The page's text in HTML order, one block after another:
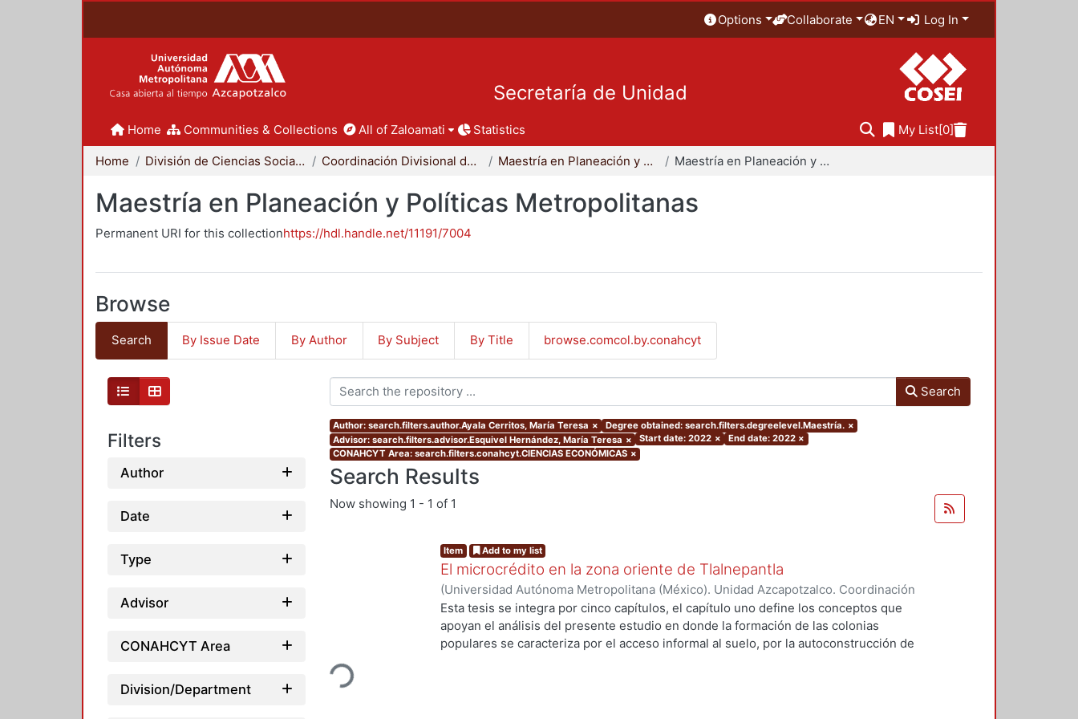
Options Collaborate EN Log In
Secretaría de Unidad
Home Communities & Collections All of Zaloamati Statistics My List[0]
Home División de Ciencias Sociales y Humanidades Coordinación Divisional de Posgrado Maestría en Planeación y Políticas Metropolitanas Maestría en Planeación y Políticas Metropolitanas
Maestría en Planeación y Políticas Metropolitanas
Permanent URI for this collectionhttps://hdl.handle.net/11191/7004
Browse
Search By Issue Date By Author By Subject By Title browse.comcol.by.conahcyt
Filters
Author
Date
Type
Advisor
CONAHCYT Area
Division/Department
Search
Author: search.filters.author.Ayala Cerritos, María Teresa × Degree obtained: search.filters.degreelevel.Maestría. ×
Advisor: search.filters.advisor.Esquivel Hernández, María Teresa × Start date: 2022 × End date: 2022 ×
CONAHCYT Area: search.filters.conahcyt.CIENCIAS ECONÓMICAS ×
Search Results
Now showing 1 - 1 of 1
Loading...
Item Add to my list
El microcrédito en la zona oriente de Tlalnepantla
(Universidad Autónoma Metropolitana (México). Unidad Azcapotzalco. Coordinación
de Servicios de Información.,2022-08-19) Ayala Cerritos, María Teresa
Esta tesis se integra por cinco capítulos, el capítulo uno define los conceptos que
apoyan el análisis del presente estudio en donde la formación de las colonias
populares se caracteriza por el acceso informal al suelo, por la autoconstrucción de